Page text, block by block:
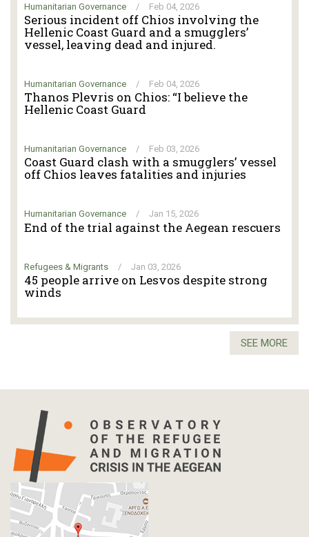
Humanitarian Governance / Feb 04, 2026
Serious incident off Chios involving the
Hellenic Coast Guard and a smugglers’
vessel, leaving dead and injured.
Humanitarian Governance / Feb 04, 2026
Thanos Plevris on Chios: “I believe the
Hellenic Coast Guard
Humanitarian Governance / Feb 03, 2026
Coast Guard clash with a smugglers’ vessel
off Chios leaves fatalities and injuries
Humanitarian Governance / Jan 15, 2026
End of the trial against the Aegean rescuers
Refugees & Migrants / Jan 03, 2026
45 people arrive on Lesvos despite strong
winds
SEE MORE